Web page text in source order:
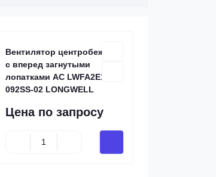
Вентилятор центробежный
с вперед загнутыми
лопатками AC LWFA2E120-
092SS-02 LONGWELL
Цена по запросу